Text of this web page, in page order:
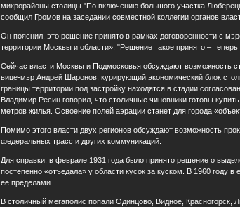
микрорайоны столицы."По включению большого участка
сообщил Громов на заседании совместной коллегии органов
Он пояснил, это решение принято в рамках договоренности с
территории Москвы и области». "Решение такое принято –
Сейчас власти Москвы и Подмосковья обсуждают возможность
вице-мэр Андрей Шаронов, курирующий экономический блок
границы территории под застройку находятся в стадии
Владимир Ресин говорил, что столичные чиновники готовы
метров жилья. Освоение полей аэрации станет для города
Помимо этого власти двух регионов обсуждают возможность
федеральных трасс и других коммуникаций.
Для справки: в феврале 1931 года было принято решение о
постепенно «отъедала» у области кусок за куском. В 1960 году
ее пределами.
В столичный мегаполис попали Одинцово, Видное, Красногорск,